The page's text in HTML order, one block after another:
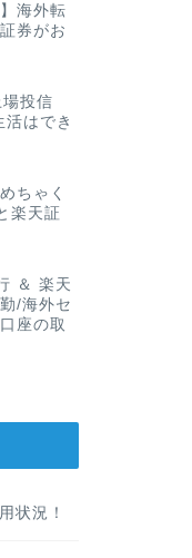
海外転
券がお
投信
活はでき
ちゃく
楽天証
＆ 楽天
/海外セ
座の取
状況！